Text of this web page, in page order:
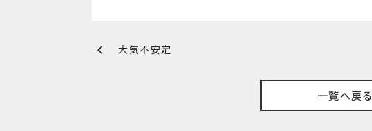
chevron_left 大気不安定
一覧へ戻る